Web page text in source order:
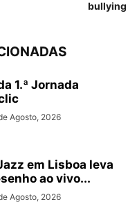
bullying
1.ª Jornada
Agosto, 2026
em Lisboa leva
ao vivo...
Agosto, 2026